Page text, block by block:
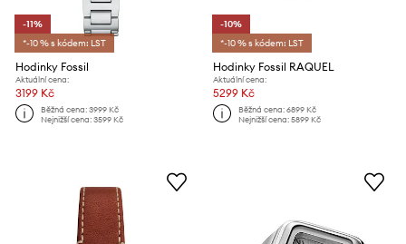
-11%
*-10 % s kódem: LST
Hodinky Fossil
Aktuální cena:
3199 Kč
Běžná cena:3999 Kč
Nejnižší cena:3599 Kč
-10%
*-10 % s kódem: LST
Hodinky Fossil RAQUEL
Aktuální cena:
5299 Kč
Běžná cena:6899 Kč
Nejnižší cena:5899 Kč